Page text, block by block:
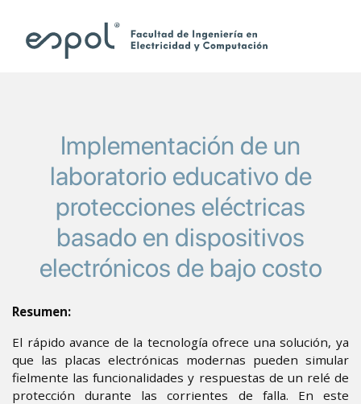
Implementación de un
laboratorio educativo de
protecciones eléctricas
basado en dispositivos
electrónicos de bajo costo
Resumen:
El rápido avance de la tecnología ofrece una solución, ya
que las placas electrónicas modernas pueden simular
fielmente las funcionalidades y respuestas de un relé de
protección durante las corrientes de falla. En este